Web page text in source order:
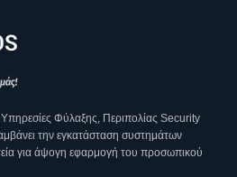
Φύλαξης, Περιπολίας Security
την εγκατάσταση συστημάτων
για άψογη εφαρμογή του προσωπικού